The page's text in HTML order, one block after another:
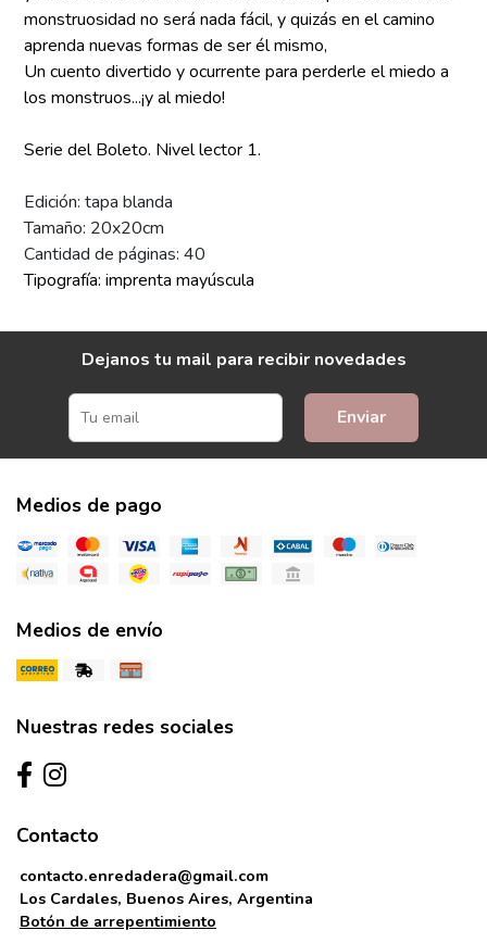
monstruosidad no será nada fácil, y quizás en el camino
aprenda nuevas formas de ser él mismo,
Un cuento divertido y ocurrente para perderle el miedo a
los monstruos...¡y al miedo!
Serie del Boleto. Nivel lector 1.
Edición: tapa blanda
Tamaño: 20x20cm
Cantidad de páginas: 40
Tipografía: imprenta mayúscula
Dejanos tu mail para recibir novedades
Enviar
Medios de pago
Medios de envío
Nuestras redes sociales
Contacto
contacto.enredadera@gmail.com
Los Cardales, Buenos Aires, Argentina
Botón de arrepentimiento